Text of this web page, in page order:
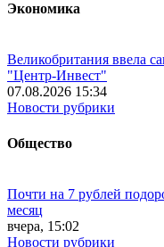
Экономика
Великобритания ввела
"Центр-Инвест"
07.08.2026 15:34
Новости рубрики
Общество
Почти на 7 рублей
месяц
вчера, 15:02
Новости рубрики